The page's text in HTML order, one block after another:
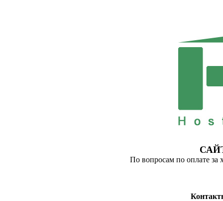
По вопросам по оплате за